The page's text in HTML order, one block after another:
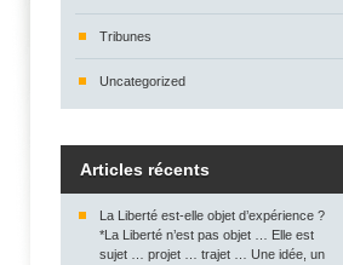
Tribunes
Uncategorized
Articles récents
La Liberté est-elle objet d’expérience ?
*La Liberté n’est pas objet … Elle est
sujet … projet … trajet … Une idée, un